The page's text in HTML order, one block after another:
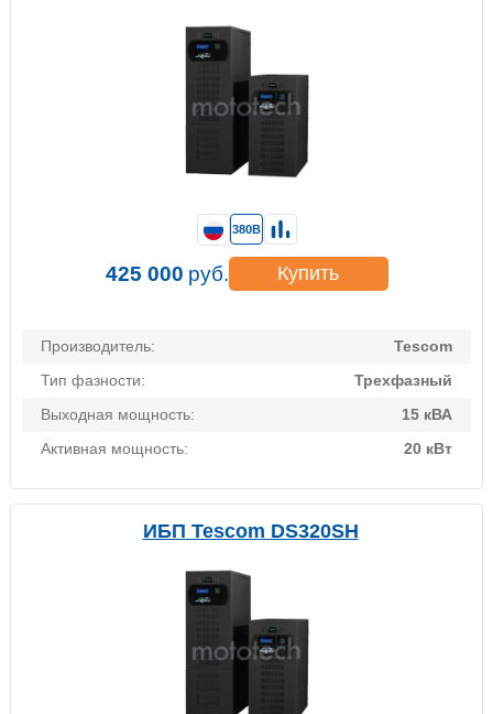
Производитель:
Tescom
Тип фазности:
Трехфазный
Выходная мощность:
15 кВА
Активная мощность:
20 кВт
380В
425 000 руб. Купить
ИБП Tescom DS320SH